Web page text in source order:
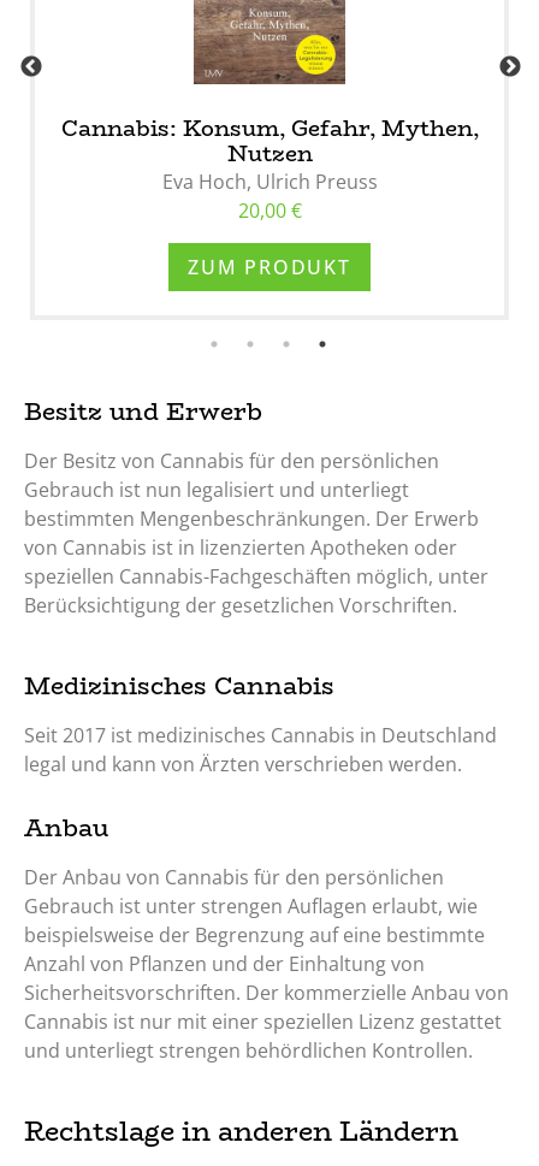
Cannabis: Konsum, Gefahr, Mythen,
Nutzen
Eva Hoch, Ulrich Preuss
20,00 €
ZUM PRODUKT
Besitz und Erwerb
Der Besitz von Cannabis für den persönlichen
Gebrauch ist nun legalisiert und unterliegt
bestimmten Mengenbeschränkungen. Der Erwerb
von Cannabis ist in lizenzierten Apotheken oder
speziellen Cannabis-Fachgeschäften möglich, unter
Berücksichtigung der gesetzlichen Vorschriften.
Medizinisches Cannabis
Seit 2017 ist medizinisches Cannabis in Deutschland
legal und kann von Ärzten verschrieben werden.
Anbau
Der Anbau von Cannabis für den persönlichen
Gebrauch ist unter strengen Auflagen erlaubt, wie
beispielsweise der Begrenzung auf eine bestimmte
Anzahl von Pflanzen und der Einhaltung von
Sicherheitsvorschriften. Der kommerzielle Anbau von
Cannabis ist nur mit einer speziellen Lizenz gestattet
und unterliegt strengen behördlichen Kontrollen.
Rechtslage in anderen Ländern